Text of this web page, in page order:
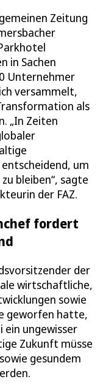
Zeitung
in Sachen
Unternehmer
versammelt,
als
„In Zeiten
um
bleiben“, sagte
der FAZ.
fordert
der
wirtschaftliche,
sowie
geworfen hatte,
ein ungewisser
Zukunft müsse
gesundem